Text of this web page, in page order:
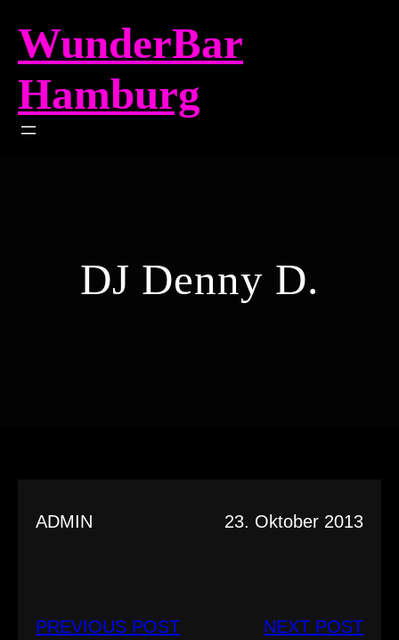
Inhalt
springen
WunderBar
Hamburg
DJ Denny D.
ADMIN 23. Oktober 2013
PREVIOUS POST NEXT POST